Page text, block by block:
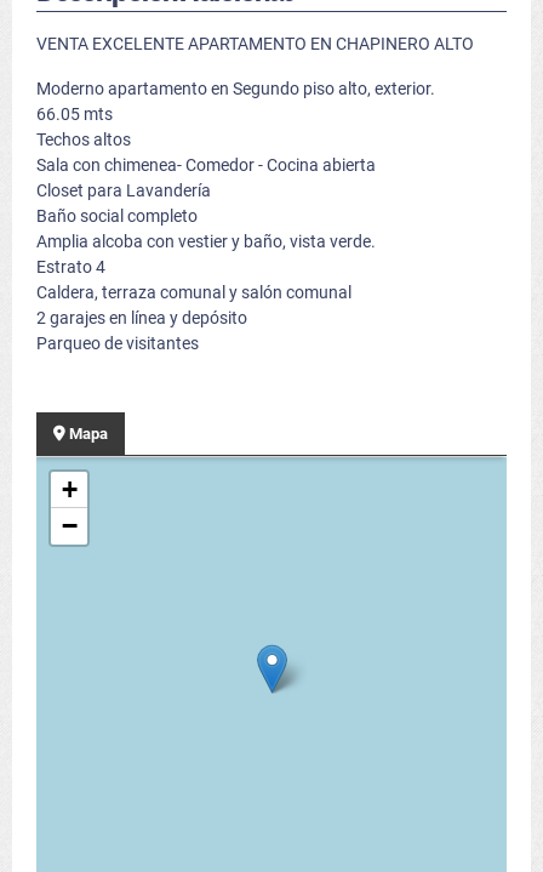
VENTA EXCELENTE APARTAMENTO EN CHAPINERO ALTO
Moderno apartamento en Segundo piso alto, exterior.
66.05 mts
Techos altos
Sala con chimenea- Comedor - Cocina abierta
Closet para Lavandería
Baño social completo
Amplia alcoba con vestier y baño, vista verde.
Estrato 4
Caldera, terraza comunal y salón comunal
2 garajes en línea y depósito
Parqueo de visitantes
Mapa
+
−